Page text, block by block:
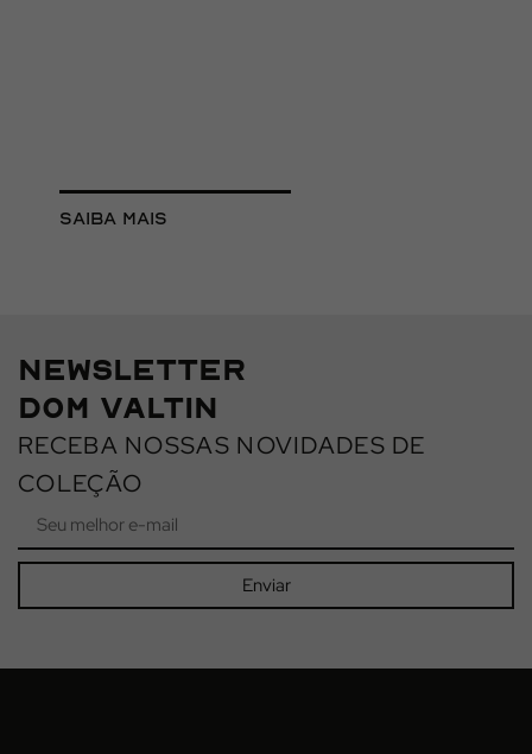
saiba mais
NEWSLETTER
DOM VALTIN
RECEBA NOSSAS NOVIDADES DE
COLEÇÃO
Enviar